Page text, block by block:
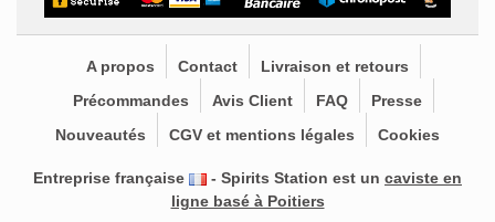
A propos Contact
Livraison et retours
Précommandes
Avis Client FAQ
Presse
Nouveautés
CGV et mentions légales Cookies
Entreprise française - Spirits Station est un caviste en
ligne basé à Poitiers